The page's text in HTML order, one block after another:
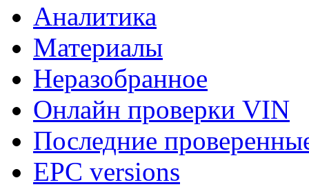
Аналитика
Материалы
Неразобранное
Онлайн проверки VIN
Последние
EPC versions